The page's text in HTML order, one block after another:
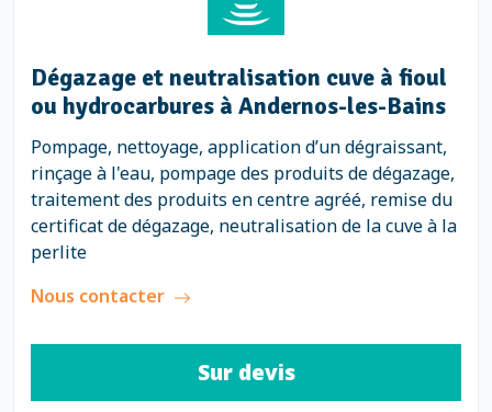
Dégazage et neutralisation cuve à fioul
ou hydrocarbures à Andernos-les-Bains
Pompage, nettoyage, application d’un dégraissant,
rinçage à l'eau, pompage des produits de dégazage,
traitement des produits en centre agréé, remise du
certificat de dégazage, neutralisation de la cuve à la
perlite
Nous contacter
Sur devis